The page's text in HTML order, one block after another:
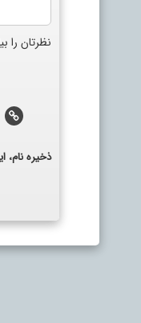
نظرتان را
ذخیره